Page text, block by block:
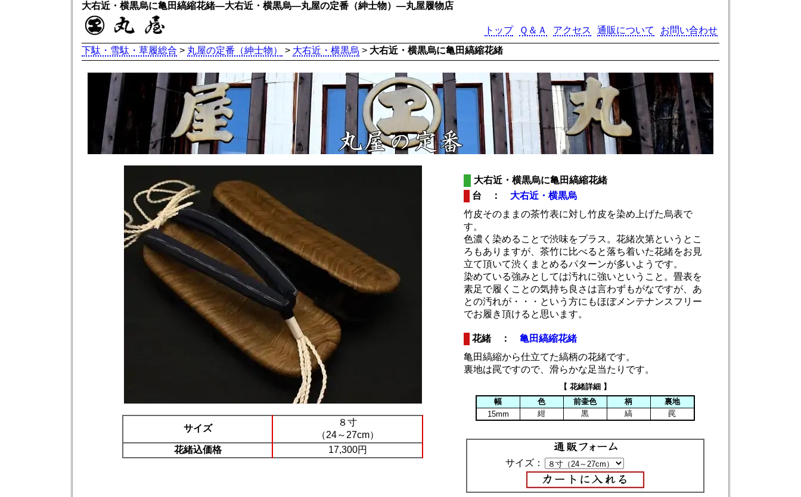
大右近・横黒烏に亀田縞縮花緒―大右近・横黒烏―丸屋の定番（紳士物）―丸屋履物店
トップ Ｑ＆Ａ アクセス 通販について
お問い合わせ
下駄・雪駄・草履総合 > 丸屋の定番（紳士物） > 大右近・横黒烏 > 大右近・横黒烏に亀田縞縮花緒
サイズ
８寸
（24～27cm）
花緒込価格
17,300円
大右近・横黒烏に亀田縞縮花緒
台 ： 大右近・横黒烏
竹皮そのままの茶竹表に対し竹皮を染め上げた烏表で
す。
色濃く染めることで渋味をプラス。花緒次第というとこ
ろもありますが、茶竹に比べると落ち着いた花緒をお見
立て頂いて渋くまとめるパターンが多いようです。
染めている強みとしては汚れに強いということ。畳表を
素足で履くことの気持ち良さは言わずもがなですが、あ
との汚れが・・・という方にもほぼメンテナンスフリー
でお履き頂けると思います。
花緒 ：亀田縞縮花緒
亀田縞縮から仕立てた縞柄の花緒です。
裏地は罠ですので、滑らかな足当たりです。
【 花緒詳細 】
幅
色 前壷色 柄
裏地
15mm
紺 黒 縞 罠
サイズ：